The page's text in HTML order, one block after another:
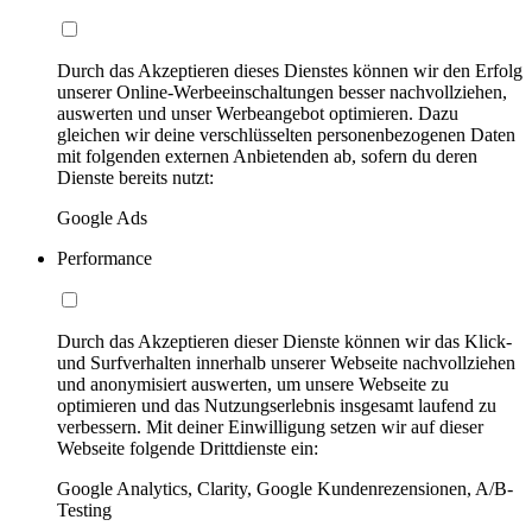
Durch das Akzeptieren dieses Dienstes können wir den Erfolg
unserer Online-Werbeeinschaltungen besser nachvollziehen,
auswerten und unser Werbeangebot optimieren. Dazu
gleichen wir deine verschlüsselten personenbezogenen Daten
mit folgenden externen Anbietenden ab, sofern du deren
Dienste bereits nutzt:
Google Ads
Performance
Durch das Akzeptieren dieser Dienste können wir das Klick-
und Surfverhalten innerhalb unserer Webseite nachvollziehen
und anonymisiert auswerten, um unsere Webseite zu
optimieren und das Nutzungserlebnis insgesamt laufend zu
verbessern. Mit deiner Einwilligung setzen wir auf dieser
Webseite folgende Drittdienste ein:
Google Analytics, Clarity, Google Kundenrezensionen, A/B-
Testing